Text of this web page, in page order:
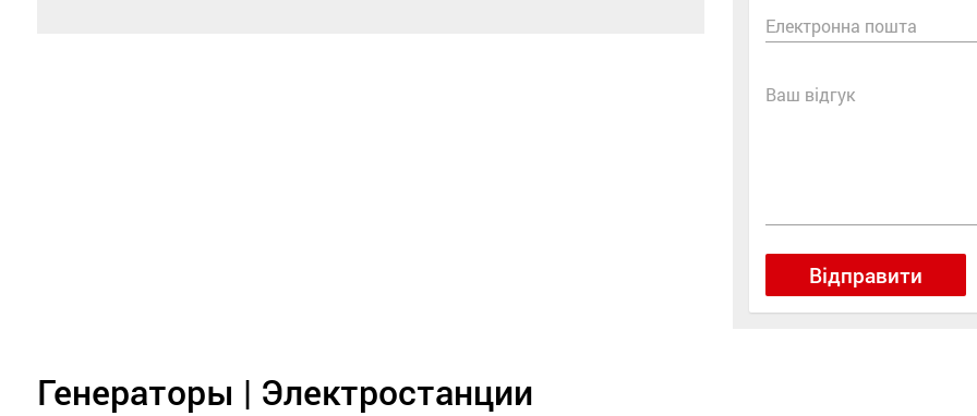
Електронна пошта
Ваш відгук
Відправити
Генераторы | Электростанции